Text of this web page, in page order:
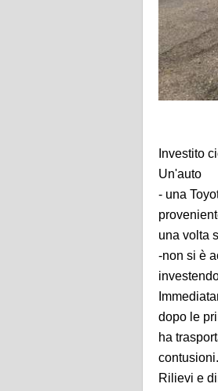
Investito
Un'auto
- una
una volta
-non si è
dopo le
ha
contusioni.
Rilievi e